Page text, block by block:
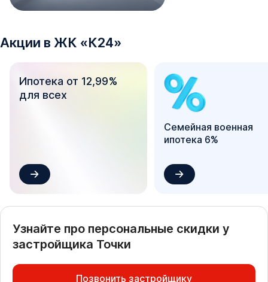
Акции в ЖК «К24»
Ипотека от 12,99%
для всех
Семейная военная
ипотека 6%
Узнайте про персональные скидки у
застройщика Точки
Позвонить застройщику